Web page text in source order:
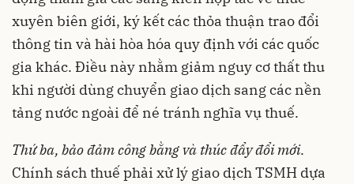
xuyên biên giới, ký kết các thỏa thuận trao đổi
thông tin và hài hòa hóa quy định với các quốc
gia khác. Điều này nhằm giảm nguy cơ thất thu
khi người dùng chuyển giao dịch sang các nền
tảng nước ngoài để né tránh nghĩa vụ thuế.
Thứ ba, bảo đảm công bằng và thúc đẩy đổi mới.
Chính sách thuế phải xử lý giao dịch TSMH dựa